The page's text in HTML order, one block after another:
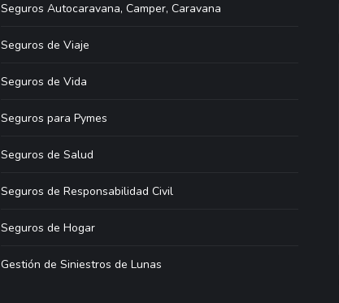
Seguros Autocaravana, Camper, Caravana
Seguros de Viaje
Seguros de Vida
Seguros para Pymes
Seguros de Salud
Seguros de Responsabilidad Civil
Seguros de Hogar
Gestión de Siniestros de Lunas